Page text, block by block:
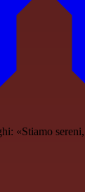
«Stiamo